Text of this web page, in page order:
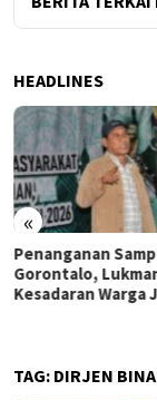
HEADLINES
«
Penanganan
Gorontalo,
Kesadaran Warga
TAG: DIRJEN